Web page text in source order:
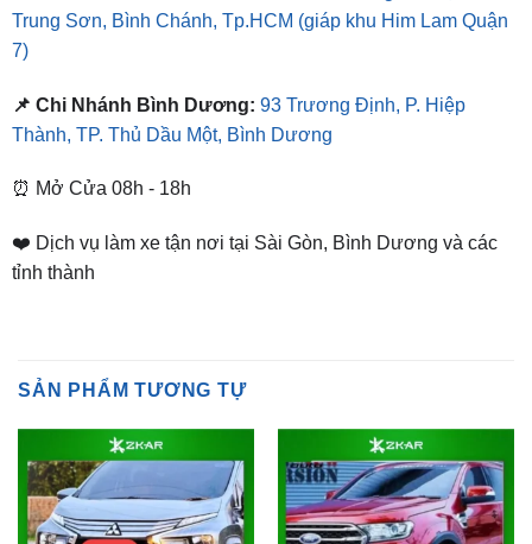
📌 Chi Nhánh Bình Dương:
⏰ Mở Cửa 08h - 18h
❤️ Dịch vụ làm xe tận nơi tại Sài Gòn, Bình Dương và các